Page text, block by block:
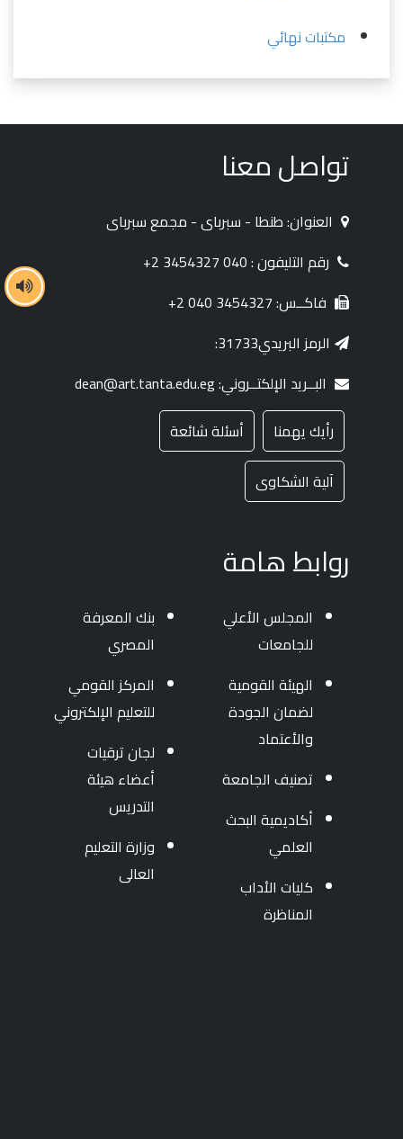
مكتبات نهائي
تواصل معنا
العنوان: طنطا - سبرباى - مجمع سبرباى
رقم التليفون : 040 3454327 2+
فاكــس: 3454327 040 2+
الرمز البريدي31733:
البــريد الإلكتــروني: dean@art.tanta.edu.eg
رأيك يهمنا
أسئلة شائعة
آلية الشكاوى
روابط هامة
المجلس الأعلي
للجامعات
الهيئة القومية
لضمان الجودة
والأعتماد
تصنيف الجامعة
أكاديمية البحث
العلمي
كليات الأداب
المناظرة
بنك المعرفة
المصري
المركز القومي
للتعليم الإلكتروني
لجان ترقيات
أعضاء هيئة
التدريس
وزارة التعليم
العالى